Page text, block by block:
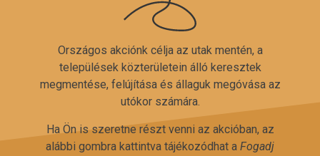
Országos akciónk célja az utak mentén, a
települések közterületein álló keresztek
megmentése, felújítása és állaguk megóvása az
utókor számára.
Ha Ön is szeretne részt venni az akcióban, az
alábbi gombra kattintva tájékozódhat a Fogadj